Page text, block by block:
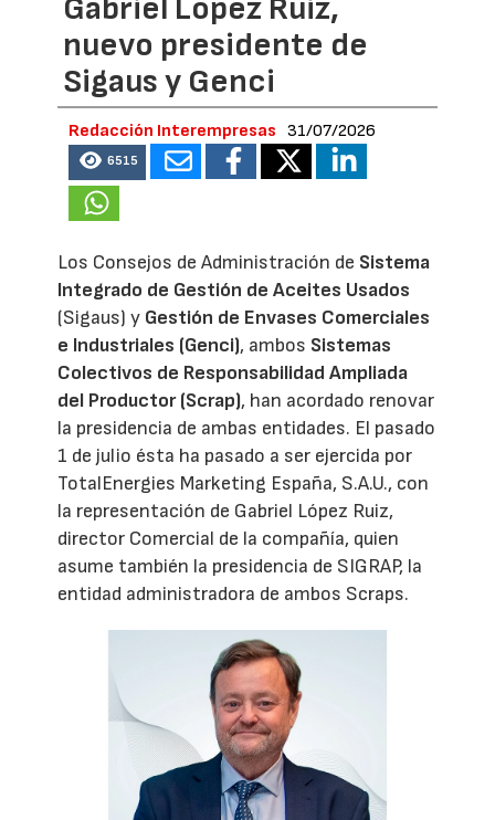
Gabriel López Ruiz,
nuevo presidente de
Sigaus y Genci
Redacción Interempresas 31/07/2026
6515
Los Consejos de Administración de Sistema
Integrado de Gestión de Aceites Usados
(Sigaus) y Gestión de Envases Comerciales
e Industriales (Genci), ambos Sistemas
Colectivos de Responsabilidad Ampliada
del Productor (Scrap), han acordado renovar
la presidencia de ambas entidades. El pasado
1 de julio ésta ha pasado a ser ejercida por
TotalEnergies Marketing España, S.A.U., con
la representación de Gabriel López Ruiz,
director Comercial de la compañía, quien
asume también la presidencia de SIGRAP, la
entidad administradora de ambos Scraps.